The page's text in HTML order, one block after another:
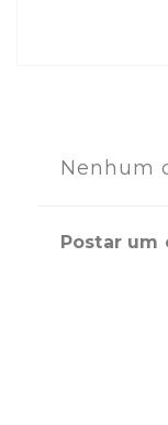
Nenhum
Postar um